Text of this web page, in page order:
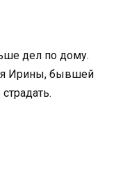
дел по дому.
Ирины, бывшей